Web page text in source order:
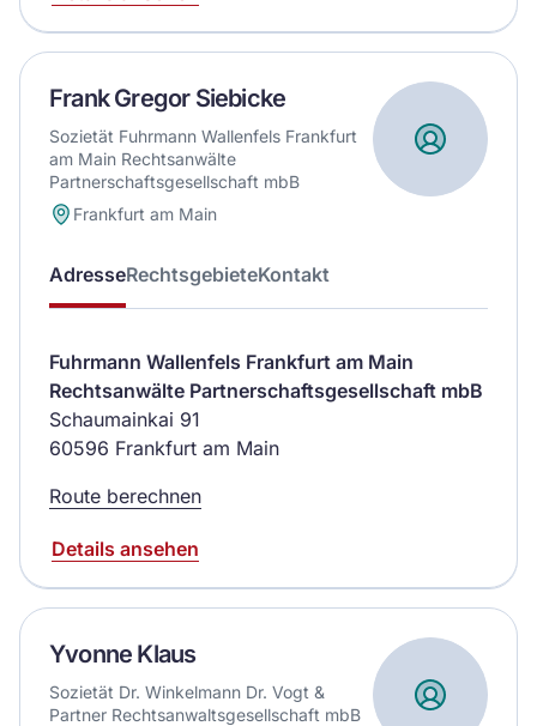
Frank Gregor Siebicke
Sozietät Fuhrmann Wallenfels Frankfurt
am Main Rechtsanwälte
Partnerschaftsgesellschaft mbB
Frankfurt am Main
AdresseRechtsgebieteKontakt
Fuhrmann Wallenfels Frankfurt am Main
Rechtsanwälte Partnerschaftsgesellschaft mbB
Schaumainkai 91
60596 Frankfurt am Main
Route berechnen
Details ansehen
Yvonne Klaus
Sozietät Dr. Winkelmann Dr. Vogt &
Partner Rechtsanwaltsgesellschaft mbB